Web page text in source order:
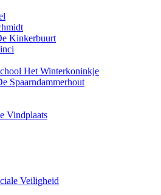
Kinkerbuurt
Het Winterkoninkje
Spaarndammerhout
Vindplaats
Veiligheid